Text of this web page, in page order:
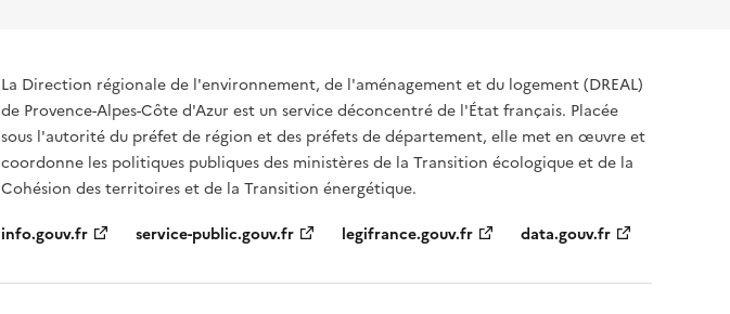
La Direction régionale de l'environnement, de l'aménagement et du logement (DREAL)
de Provence-Alpes-Côte d'Azur est un service déconcentré de l'État français. Placée
sous l'autorité du préfet de région et des préfets de département, elle met en œuvre et
coordonne les politiques publiques des ministères de la Transition écologique et de la
Cohésion des territoires et de la Transition énergétique.
info.gouv.fr
service-public.gouv.fr legifrance.gouv.fr data.gouv.fr